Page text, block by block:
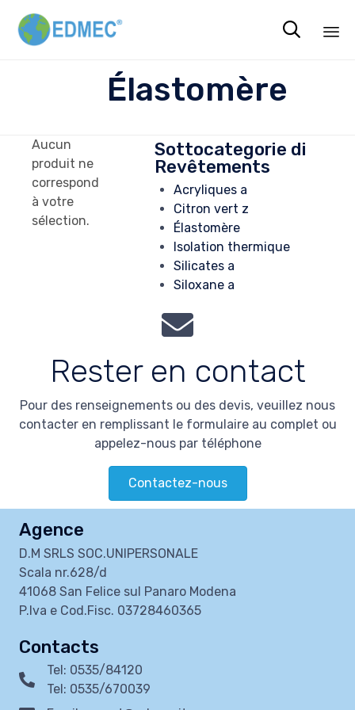

Élastomère
Sottocategorie di
Revêtements
Acryliques a
Citron vert z
Élastomère
Isolation thermique
Silicates a
Siloxane a
Aucun
produit ne
correspond
à votre
sélection.
Rester en contact
Pour des renseignements ou des devis, veuillez nous
contacter en remplissant le formulaire au complet ou
appelez-nous par téléphone
Contactez-nous
Agence
D.M SRLS SOC.UNIPERSONALE
Scala nr.628/d
41068 San Felice sul Panaro Modena
P.Iva e Cod.Fisc. 03728460365
Contacts
Tel: 0535/84120
Tel: 0535/670039